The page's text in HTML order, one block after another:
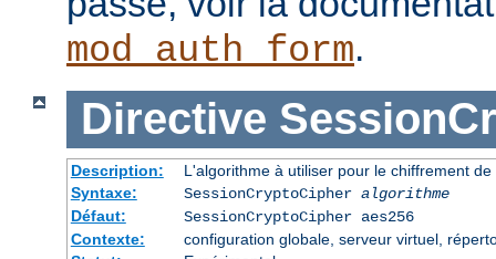
mod_auth_form.
Directive
Description:
L'algorithme à utiliser pour le chiffrement de
Syntaxe:
SessionCryptoCipher algorithme
Défaut:
SessionCryptoCipher aes256
Contexte:
configuration globale, serveur virtuel,